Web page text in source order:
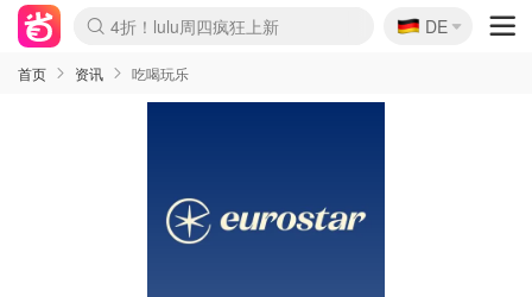
Boticinal 夏促开抢！
4折！lulu周四疯狂上新
还没结束！&OtherStories大促
Joybuy变相75折 随时失效
速领！Stanley独家85折
疑似霸哥！Camper额外叠85折
Zalando 奥莱闪促！每日更新
Moncler反季囤！5折起+叠9折
Coach Brooklyn仅€192
🇩🇪
DE
首页 资讯 吃喝玩乐